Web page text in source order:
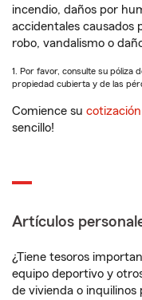
incendio, daños por
accidentales causados
robo, vandalismo o
1. Por favor, consulte su póliza
propiedad cubierta y de las
Comience su
sencillo!
Artículos
¿Tiene tesoros
equipo deportivo y
de vivienda o